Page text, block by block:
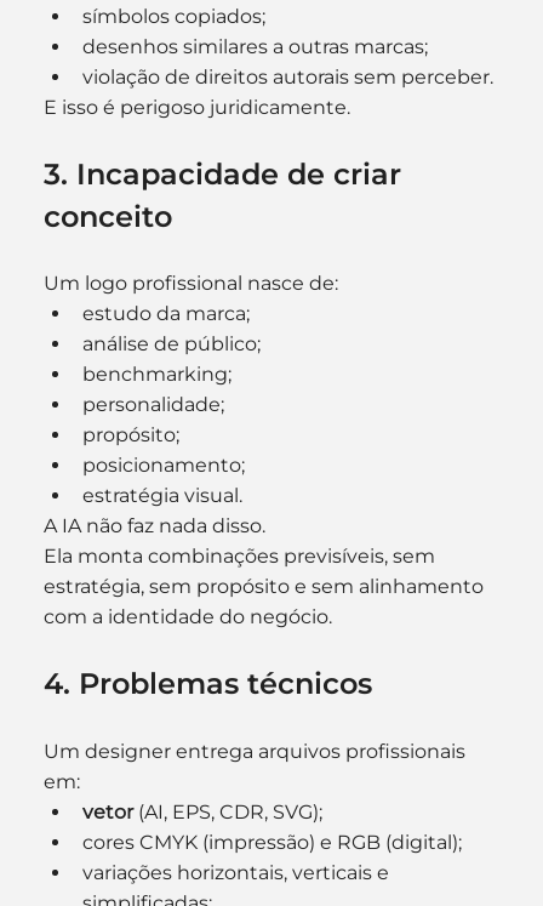
símbolos copiados;
desenhos similares a outras marcas;
violação de direitos autorais sem perceber.
E isso é perigoso juridicamente.
3. Incapacidade de criar
conceito
Um logo profissional nasce de:
estudo da marca;
análise de público;
benchmarking;
personalidade;
propósito;
posicionamento;
estratégia visual.
A IA não faz nada disso.
Ela monta combinações previsíveis, sem
estratégia, sem propósito e sem alinhamento
com a identidade do negócio.
4. Problemas técnicos
Um designer entrega arquivos profissionais
em:
vetor (AI, EPS, CDR, SVG);
cores CMYK (impressão) e RGB (digital);
variações horizontais, verticais e